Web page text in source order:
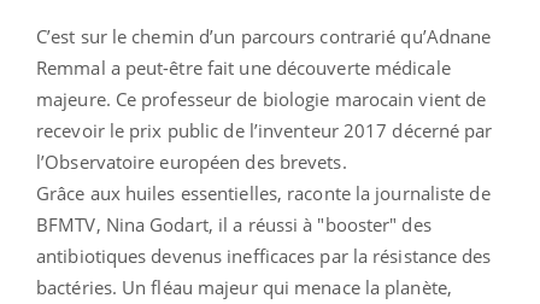
C’est sur le chemin d’un parcours contrarié qu’Adnane
Remmal a peut-être fait une découverte médicale
majeure. Ce professeur de biologie marocain vient de
recevoir le prix public de l’inventeur 2017 décerné par
l’Observatoire européen des brevets.
Grâce aux huiles essentielles, raconte la journaliste de
BFMTV, Nina Godart, il a réussi à "booster" des
antibiotiques devenus inefficaces par la résistance des
bactéries. Un fléau majeur qui menace la planète,